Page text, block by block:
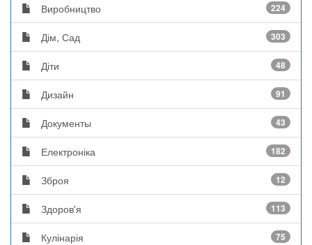
Виробництво 224
Дім, Сад 303
Діти 48
Дизайн 91
Документы 43
Електроніка 182
Зброя 12
Здоров'я 113
Кулінарія 75